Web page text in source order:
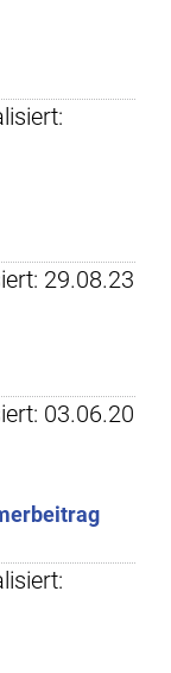
29.08.23
03.06.20